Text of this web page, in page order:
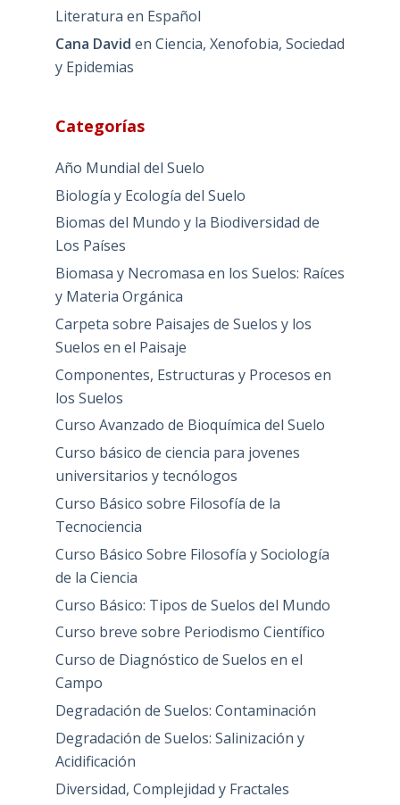
Literatura en Español
Cana David en Ciencia, Xenofobia, Sociedad
y Epidemias
Categorías
Año Mundial del Suelo
Biología y Ecología del Suelo
Biomas del Mundo y la Biodiversidad de
Los Países
Biomasa y Necromasa en los Suelos: Raíces
y Materia Orgánica
Carpeta sobre Paisajes de Suelos y los
Suelos en el Paisaje
Componentes, Estructuras y Procesos en
los Suelos
Curso Avanzado de Bioquímica del Suelo
Curso básico de ciencia para jovenes
universitarios y tecnólogos
Curso Básico sobre Filosofía de la
Tecnociencia
Curso Básico Sobre Filosofía y Sociología
de la Ciencia
Curso Básico: Tipos de Suelos del Mundo
Curso breve sobre Periodismo Científico
Curso de Diagnóstico de Suelos en el
Campo
Degradación de Suelos: Contaminación
Degradación de Suelos: Salinización y
Acidificación
Diversidad, Complejidad y Fractales